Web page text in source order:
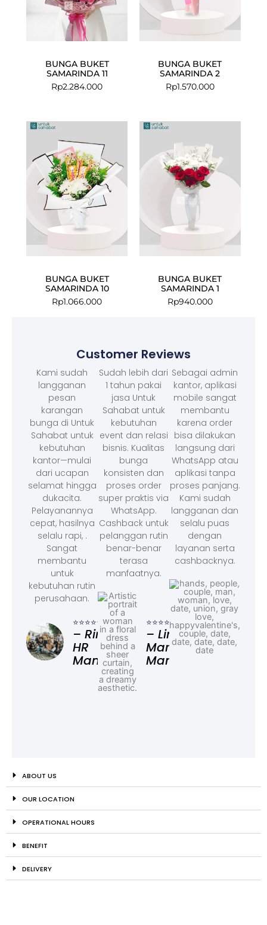
BUNGA BUKET
SAMARINDA 11
Rp2.284.000
BUNGA BUKET
SAMARINDA 2
Rp1.570.000
BUNGA BUKET
SAMARINDA 10
Rp1.066.000
BUNGA BUKET
SAMARINDA 1
Rp940.000
Customer Reviews
Kami sudah
langganan
pesan
karangan
bunga di Untuk
Sahabat untuk
kebutuhan
kantor—mulai
dari ucapan
selamat hingga
dukacita.
Pelayanannya
cepat, hasilnya
selalu rapi, .
Sangat
membantu
untuk
kebutuhan rutin
perusahaan.
⭐⭐⭐⭐⭐
– Rina,
HR
Manager
Sudah lebih dari
1 tahun pakai
jasa Untuk
Sahabat untuk
kebutuhan
event dan relasi
bisnis. Kualitas
bunga
konsisten dan
proses order
super praktis via
WhatsApp.
Cashback untuk
pelanggan rutin
benar-benar
terasa
manfaatnya.
⭐⭐⭐⭐⭐
– Linda,
Marketing
Manager
Sebagai admin
kantor, aplikasi
mobile sangat
membantu
karena order
bisa dilakukan
langsung dari
WhatsApp atau
aplikasi tanpa
proses panjang.
Kami sudah
langganan dan
selalu puas
dengan
layanan serta
cashbacknya.
ABOUT US
OUR LOCATION
OPERATIONAL HOURS
BENEFIT
DELIVERY